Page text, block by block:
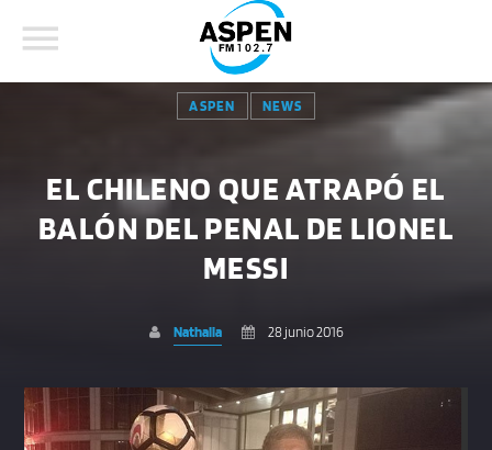
BUSCAR EN EL SITIO:
COMPARTE ESTA PÁGINA EN:
Twitter
Facebook
ASPEN NEWS
EL CHILENO QUE ATRAPÓ EL
BALÓN DEL PENAL DE LIONEL
MESSI
Nathalia 28 junio 2016